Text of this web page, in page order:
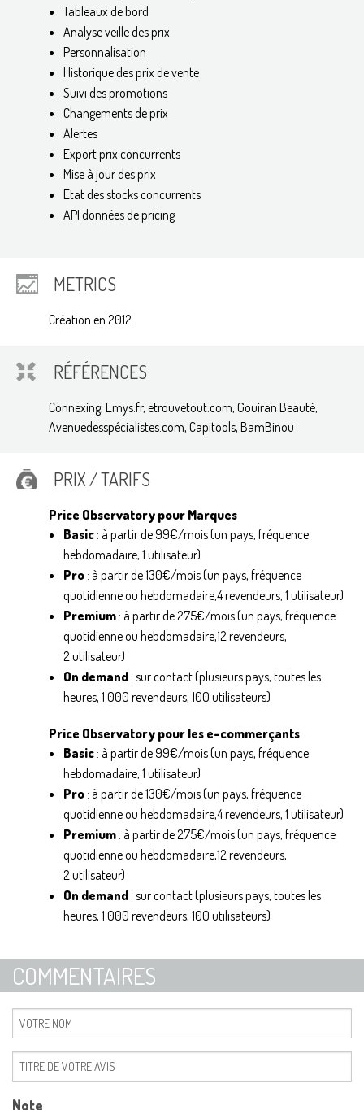
Tableaux de bord
Analyse veille des prix
Personnalisation
Historique des prix de vente
Suivi des promotions
Changements de prix
Alertes
Export prix concurrents
Mise à jour des prix
Etat des stocks concurrents
API données de pricing
METRICS
Création en 2012
RÉFÉRENCES
Connexing, Emys.fr, etrouvetout.com, Gouiran Beauté,
Avenuedesspécialistes.com, Capitools, BamBinou
PRIX / TARIFS
Price Observatory pour Marques
Basic : à partir de 99€/mois (un pays, fréquence
hebdomadaire, 1 utilisateur)
Pro: à partir de 130€/mois (un pays, fréquence
quotidienne ou hebdomadaire,4 revendeurs, 1 utilisateur)
Premium: à partir de 275€/mois (un pays, fréquence
quotidienne ou hebdomadaire,12 revendeurs,
2 utilisateur)
On demand : sur contact (plusieurs pays, toutes les
heures, 1 000 revendeurs, 100 utilisateurs)
Price Observatory pour les e-commerçants
Basic: à partir de 99€/mois (un pays, fréquence
hebdomadaire, 1 utilisateur)
Pro: à partir de 130€/mois (un pays, fréquence
quotidienne ou hebdomadaire,4 revendeurs, 1 utilisateur)
Premium: à partir de 275€/mois (un pays, fréquence
quotidienne ou hebdomadaire,12 revendeurs,
2 utilisateur)
On demand: sur contact (plusieurs pays, toutes les
heures, 1 000 revendeurs, 100 utilisateurs)
COMMENTAIRES
Note